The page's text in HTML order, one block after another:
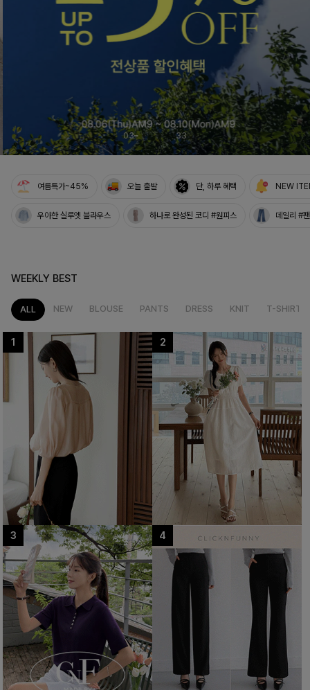
03 33
여름특가~45% 오늘 출발 단, 하루 혜택 NEW
우아한 실루엣 블라우스 하나로 완성된 코디 #원피스 데일리 #
WEEKLY BEST
ALL NEW BLOUSE PANTS DRESS KNIT T-SHIRT